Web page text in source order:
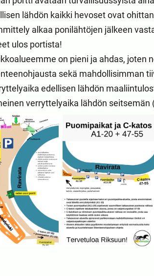
lähdön kaikki hevoset ovat
alkaa ponilähtöjen jälkeen
ulos portista!
on pieni ja ahdas, joten
sekä mahdollisimman
edellisen lähdön
verryttelyaika lähdön seitsemän